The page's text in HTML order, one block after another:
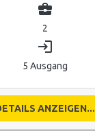
business_center
2
login
5 Ausgang
ANZEIGEN...